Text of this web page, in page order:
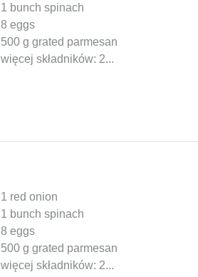
1 bunch spinach
8 eggs
500 g grated parmesan
więcej składników: 2
1 red onion
1 bunch spinach
8 eggs
500 g grated parmesan
więcej składników: 2...